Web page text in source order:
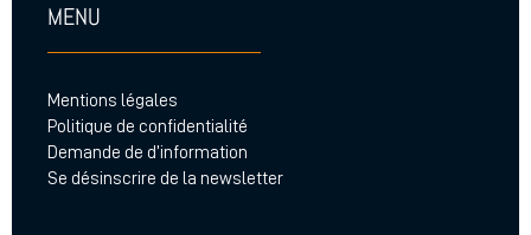
MENU
Mentions légales
Politique de confidentialité
Demande de d’information
Se désinscrire de la newsletter